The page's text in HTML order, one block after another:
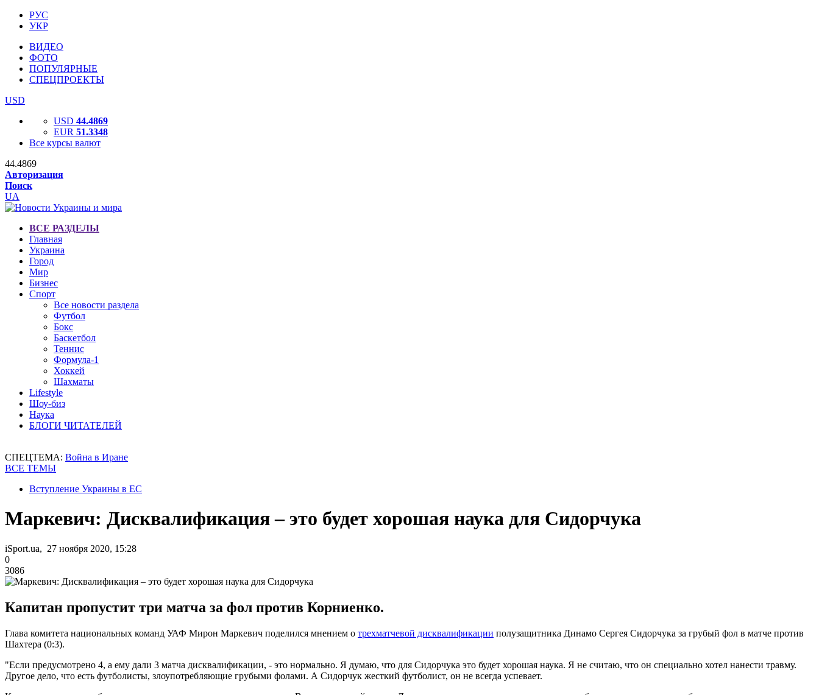
РУС
УКР
ВИДЕО
ФОТО
ПОПУЛЯРНЫЕ
СПЕЦПРОЕКТЫ
USD
USD 44.4869
EUR 51.3348
Все курсы валют
44.4869
Авторизация
Поиск
UA
ВСЕ РАЗДЕЛЫ
Главная
Украина
Город
Мир
Бизнес
Спорт
Все новости раздела
Футбол
Бокс
Баскетбол
Теннис
Формула-1
Хоккей
Шахматы
Lifestyle
Шоу-биз
Наука
БЛОГИ ЧИТАТЕЛЕЙ
СПЕЦТЕМА: Война в Иране
ВСЕ ТЕМЫ
Вступление Украины в ЕС
Маркевич: Дисквалификация – это будет хорошая наука для Сидорчука
iSport.ua, 27 ноября 2020, 15:28
0
3086
Капитан пропустит три матча за фол против Корниенко.
Глава комитета национальных команд УАФ Мирон Маркевич поделился мнением о трехматчевой дисквалификации полузащитника Динамо Сергея Сидорчука за грубый фол в матче против
Шахтера (0:3).
"Если предусмотрено 4, а ему дали 3 матча дисквалификации, - это нормально. Я думаю, что для Сидорчука это будет хорошая наука. Я не считаю, что он специально хотел нанести травму.
Другое дело, что есть футболисты, злоупотребляющие грубыми фолами. А Сидорчук жесткий футболист, он не всегда успевает.